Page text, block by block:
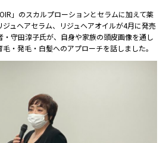
」のスカルプローションとセラムに加えて薬
ジュヘアセラム、リジュヘアオイルが4月に発売
・守田淳子氏が、自身や家族の頭皮画像を通し
・発毛・白髪へのアプローチを話しました。